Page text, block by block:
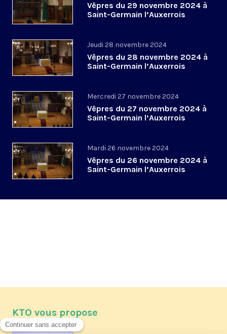
Vêpres du 29 novembre 2024 à
Saint-Germain l’Auxerrois
Jeudi 28 novembre 2024
Vêpres du 28 novembre 2024 à
Saint-Germain l’Auxerrois
Mercredi 27 novembre 2024
Vêpres du 27 novembre 2024 à
Saint-Germain l’Auxerrois
Mardi 26 novembre 2024
Vêpres du 26 novembre 2024 à
Saint-Germain l’Auxerrois
KTO vous propose